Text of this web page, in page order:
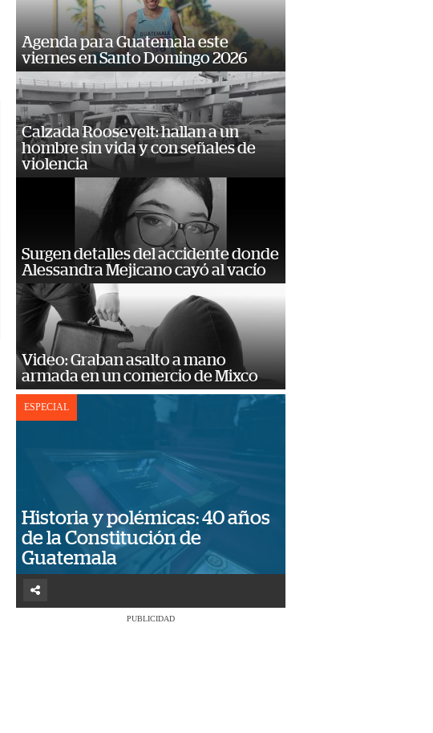
Agenda para Guatemala este
viernes en Santo Domingo 2026
Calzada Roosevelt: hallan a un
hombre sin vida y con señales de
violencia
Surgen detalles del accidente donde
Alessandra Mejicano cayó al vacío
Video: Graban asalto a mano
armada en un comercio de Mixco
ESPECIAL
Historia y polémicas: 40 años
de la Constitución de
Guatemala
PUBLICIDAD